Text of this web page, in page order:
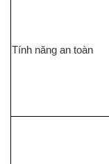
Tính năng an toàn